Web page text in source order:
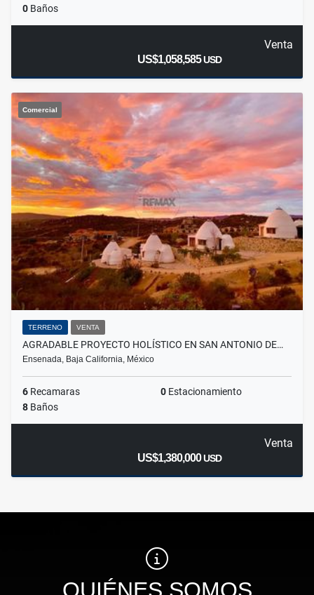
0 Baños
Venta
US$1,058,585USD
Comercial
TERRENO VENTA
AGRADABLE PROYECTO HOLÍSTICO EN SAN ANTONIO DE…
Ensenada, Baja California, México
6 Recamaras 0 Estacionamiento
8 Baños
Venta
US$1,380,000USD